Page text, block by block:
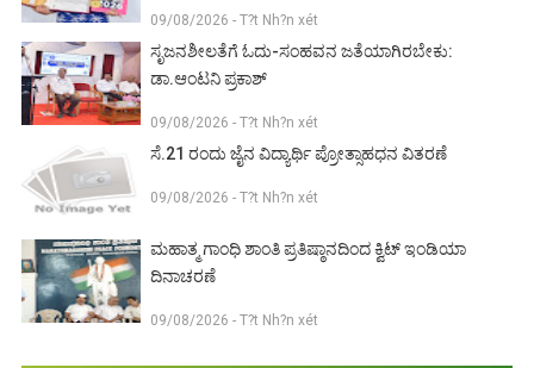
09/08/2026 - T?t Nh?n xét
ಸೃಜನಶೀಲತೆಗೆ ಓದು-ಸಂಹವನ ಜತೆಯಾಗಿರಬೇಕು:
ಡಾ.ಆಂಟನಿ ಪ್ರಕಾಶ್
09/08/2026 - T?t Nh?n xét
ಸೆ.21 ರಂದು ಜೈನ ವಿದ್ಯಾರ್ಥಿ ಪ್ರೋತ್ಸಾಹಧನ ವಿತರಣೆ
09/08/2026 - T?t Nh?n xét
ಮಹಾತ್ಮ ಗಾಂಧಿ ಶಾಂತಿ ಪ್ರತಿಷ್ಠಾನದಿಂದ ಕ್ವಿಟ್ ಇಂಡಿಯಾ
ದಿನಾಚರಣೆ
09/08/2026 - T?t Nh?n xét